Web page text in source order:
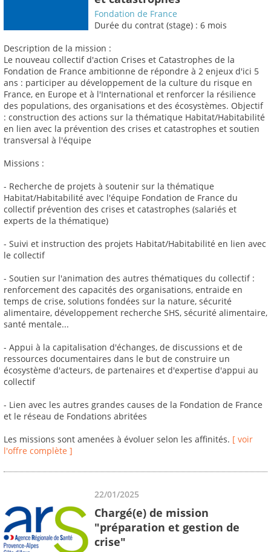
Fondation de France
Durée du contrat (stage) : 6 mois
Description de la mission :
Le nouveau collectif d'action Crises et Catastrophes de la
Fondation de France ambitionne de répondre à 2 enjeux d'ici 5
ans : participer au développement de la culture du risque en
France, en Europe et à l'International et renforcer la résilience
des populations, des organisations et des écosystèmes. Objectif
: construction des actions sur la thématique Habitat/Habitabilité
en lien avec la prévention des crises et catastrophes et soutien
transversal à l'équipe
Missions :
- Recherche de projets à soutenir sur la thématique
Habitat/Habitabilité avec l'équipe Fondation de France du
collectif prévention des crises et catastrophes (salariés et
experts de la thématique)
- Suivi et instruction des projets Habitat/Habitabilité en lien avec
le collectif
- Soutien sur l'animation des autres thématiques du collectif :
renforcement des capacités des organisations, entraide en
temps de crise, solutions fondées sur la nature, sécurité
alimentaire, développement recherche SHS, sécurité alimentaire,
santé mentale...
- Appui à la capitalisation d'échanges, de discussions et de
ressources documentaires dans le but de construire un
écosystème d'acteurs, de partenaires et d'expertise d'appui au
collectif
- Lien avec les autres grandes causes de la Fondation de France
et le réseau de Fondations abritées
Les missions sont amenées à évoluer selon les affinités. [ voir
l'offre complète ]
22/01/2025
Chargé(e) de mission
"préparation et gestion de
crise"